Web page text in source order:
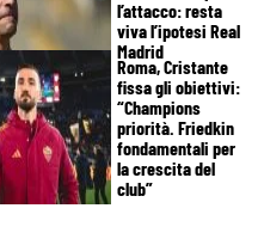
l’attacco: resta
viva l’ipotesi Real
Madrid
Roma, Cristante
fissa gli obiettivi:
“Champions
priorità. Friedkin
fondamentali per
la crescita del
club”